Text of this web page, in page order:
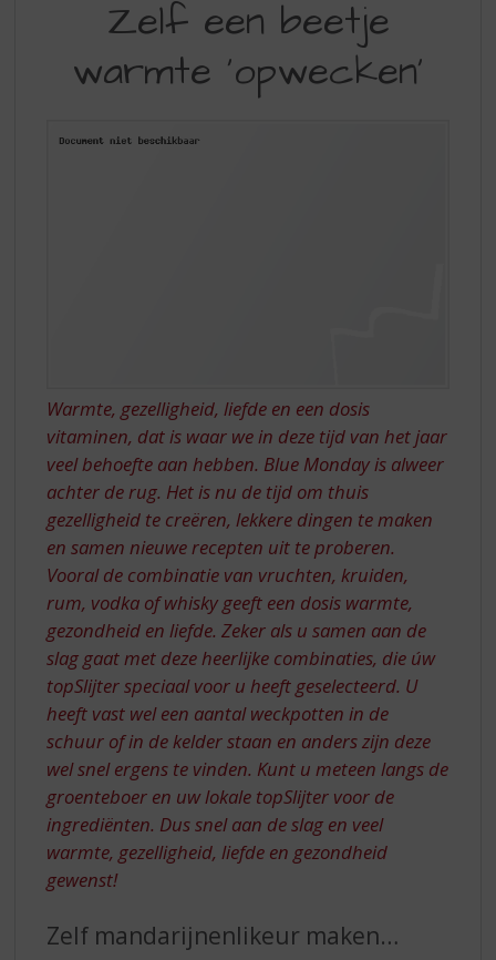
BEETJE
'OPWECKEN'
Zelf een beetje
warmte 'opwecken'
Warmte, gezelligheid, liefde en een dosis
vitaminen, dat is waar we in deze tijd van het jaar
veel behoefte aan hebben. Blue Monday is alweer
achter de rug. Het is nu de tijd om thuis
gezelligheid te creëren, lekkere dingen te maken
en samen nieuwe recepten uit te proberen.
Vooral de combinatie van vruchten, kruiden,
rum, vodka of whisky geeft een dosis warmte,
gezondheid en liefde. Zeker als u samen aan de
slag gaat met deze heerlijke combinaties, die úw
topSlijter speciaal voor u heeft geselecteerd. U
heeft vast wel een aantal weckpotten in de
schuur of in de kelder staan en anders zijn deze
wel snel ergens te vinden. Kunt u meteen langs de
groenteboer en uw lokale topSlijter voor de
ingrediënten. Dus snel aan de slag en veel
warmte, gezelligheid, liefde en gezondheid
gewenst!
Zelf mandarijnenlikeur maken…